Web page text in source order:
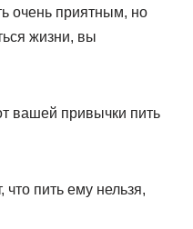
очень приятным, но
жизни, вы
вашей привычки пить
пить ему нельзя,